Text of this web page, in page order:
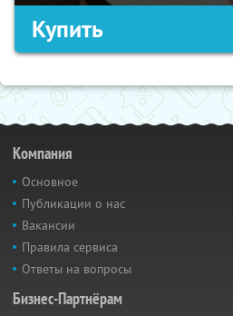
Купить
Компания
Основное
Публикации о нас
Вакансии
Правила сервиса
Ответы на вопросы
Бизнес-Партнёрам